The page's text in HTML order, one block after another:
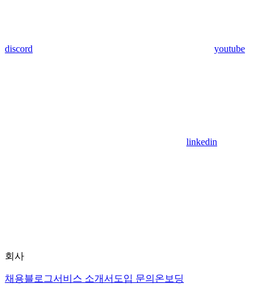
discord youtube
linkedin
회사
채용블로그서비스 소개서 도입 문의 온보딩